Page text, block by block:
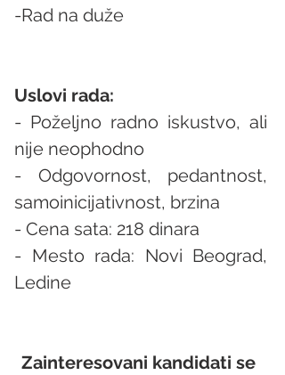
-Rad na duže
Uslovi rada:
- Poželjno radno iskustvo, ali
nije neophodno
- Odgovornost, pedantnost,
samoinicijativnost, brzina
- Cena sata: 218 dinara
- Mesto rada: Novi Beograd,
Ledine
Zainteresovani kandidati se